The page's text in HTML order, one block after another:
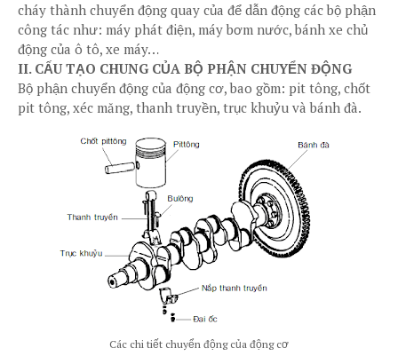
cháy thành chuyển động quay của để dẫn động các bộ phận
công tác như: máy phát điện, máy bơm nước, bánh xe chủ
động của ô tô, xe máy…
II. CẤU TẠO CHUNG CỦA BỘ PHẬN CHUYỂN ĐỘNG
Bộ phận chuyển động của động cơ, bao gồm: pit tông, chốt
pit tông, xéc măng, thanh truyền, trục khuỷu và bánh đà.
Các chi tiết chuyển động của động cơ